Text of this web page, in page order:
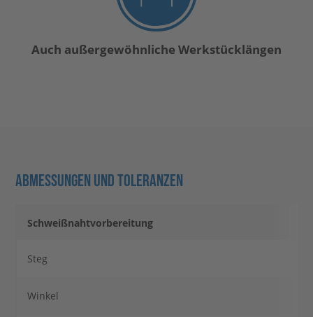
Auch außergewöhnliche Werkstücklängen
ABMESSUNGEN UND TOLERANZEN
Schweißnahtvorbereitung
Steg
Winkel